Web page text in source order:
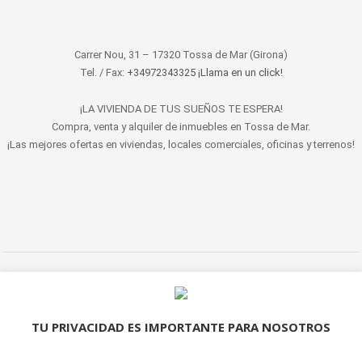
Carrer Nou, 31 – 17320 Tossa de Mar (Girona)
Tel. / Fax: +34972343325 ¡Llama en un click!
¡LA VIVIENDA DE TUS SUEÑOS TE ESPERA!
Compra, venta y alquiler de inmuebles en Tossa de Mar.
¡Las mejores ofertas en viviendas, locales comerciales, oficinas y terrenos!
TU PRIVACIDAD ES IMPORTANTE PARA NOSOTROS